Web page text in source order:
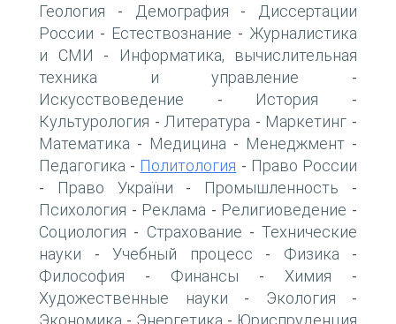
Геология - Демография -
Диссертации
России - Естествознание - Журналистика
и СМИ -
Информатика, вычислительная
техника и управление -
Искусствоведение - История -
Культурология - Литература - Маркетинг -
Математика - Медицина - Менеджмент -
Педагогика - Политология - Право России
- Право України - Промышленность -
Психология - Реклама - Религиоведение -
Социология - Страхование - Технические
науки - Учебный процесс - Физика -
Философия - Финансы - Химия -
Художественные науки - Экология -
Экономика Энергетика Юриспруденция